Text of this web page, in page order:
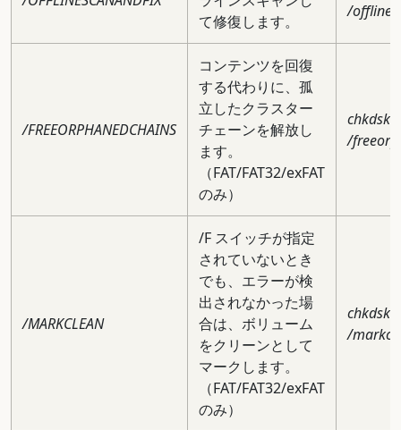
て修復します。
/
/FREEORPHANEDCHAINS
コンテンツを回復
する代わりに、孤
立したクラスター
チェーンを解放し
ます。
（FAT/FAT32/exFAT
のみ）
chkdsk
/
/MARKCLEAN
/F スイッチが指定
されていないとき
でも、エラーが検
出されなかった場
合は、ボリューム
をクリーンとして
マークします。
（FAT/FAT32/exFAT
のみ）
chkdsk
/